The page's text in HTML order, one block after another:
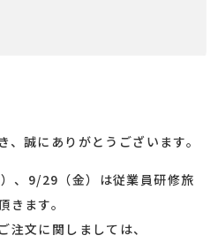
誠にありがとうございます。
、9/29（金）は従業員研修旅
ます。
注文に関しましては、